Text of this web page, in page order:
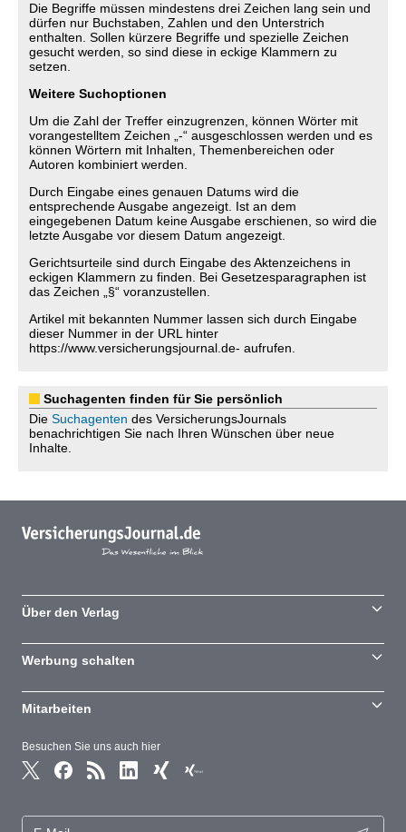
Die Begriffe müssen mindestens drei Zeichen lang sein und
dürfen nur Buchstaben, Zahlen und den Unterstrich
enthalten. Sollen kürzere Begriffe und spezielle Zeichen
gesucht werden, so sind diese in eckige Klammern zu
setzen.
Weitere Suchoptionen
Um die Zahl der Treffer einzugrenzen, können Wörter mit
vorangestelltem Zeichen „-“ ausgeschlossen werden und es
können Wörtern mit Inhalten, Themenbereichen oder
Autoren kombiniert werden.
Durch Eingabe eines genauen Datums wird die
entsprechende Ausgabe angezeigt. Ist an dem
eingegebenen Datum keine Ausgabe erschienen, so wird die
letzte Ausgabe vor diesem Datum angezeigt.
Gerichtsurteile sind durch Eingabe des Aktenzeichens in
eckigen Klammern zu finden. Bei Gesetzesparagraphen ist
das Zeichen „§“ voranzustellen.
Artikel mit bekannten Nummer lassen sich durch Eingabe
dieser Nummer in der URL hinter
https://www.versicherungsjournal.de- aufrufen.
Suchagenten finden für Sie persönlich
Die Suchagenten des VersicherungsJournals
benachrichtigen Sie nach Ihren Wünschen über neue
Inhalte.
Besuchen Sie uns auch hier
Über den Verlag
Werbung schalten
Mitarbeiten